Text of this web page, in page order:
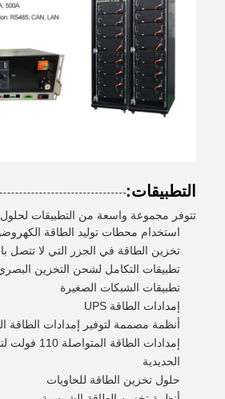
التطبيقات:
تتوفر مجموعة واسعة من التطبيقات
استخدام محطات توليد الطاقة
تخزين الطاقة في الجزر التي لا تتصل
تطبيقات التكامل لشحن التخزين
تطبيقات الشبكات الصغيرة
إمدادات الطاقة UPS
أنظمة مصممة لتوفير إمدادات الطاقة
إمدادات
الحديدية
حلول تخزين الطاقة للحاويات